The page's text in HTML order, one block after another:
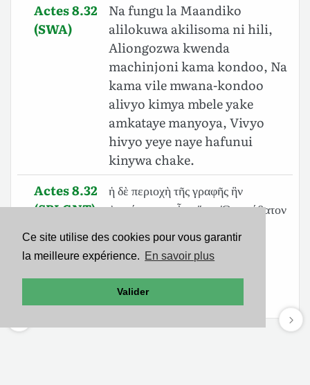
Ce site utilise des cookies pour vous garantir
la meilleure expérience. En savoir plus
Valider
Actes 8.32
(SWA)
Na fungu la Maandiko
alilokuwa akilisoma ni hili,
Aliongozwa kwenda
machinjoni kama kondoo, Na
kama vile mwana-kondoo
alivyo kimya mbele yake
amkataye manyoya, Vivyo
hivyo yeye naye hafunui
kinywa chake.
Actes 8.32
(SBLGNT)
ἡ δὲ περιοχὴ τῆς γραφῆς ἣν
ἀνεγίνωσκεν ἦν αὕτη· Ὡς πρόβατον
ἐναντίον τοῦ ⸀κείραντος αὐτὸν
ἄφωνος, οὕτως οὐκ ἀνοίγει τὸ
στόμα αὐτοῦ.